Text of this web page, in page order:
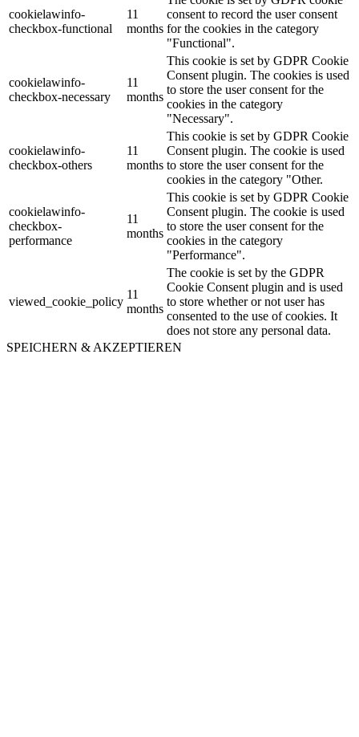
cookielawinfo-
checkbox-functional
11
months
consent to record the user consent
for the cookies in the category
"Functional".
cookielawinfo-
checkbox-necessary
11
months
This cookie is set by GDPR Cookie
Consent plugin. The cookies is used
to store the user consent for the
cookies in the category
"Necessary".
cookielawinfo-
checkbox-others
11
months
This cookie is set by GDPR Cookie
Consent plugin. The cookie is used
to store the user consent for the
cookies in the category "Other.
cookielawinfo-
checkbox-
performance
11
months
This cookie is set by GDPR Cookie
Consent plugin. The cookie is used
to store the user consent for the
cookies in the category
"Performance".
viewed_cookie_policy
11
months
The cookie is set by the GDPR
Cookie Consent plugin and is used
to store whether or not user has
consented to the use of cookies. It
does not store any personal data.
SPEICHERN & AKZEPTIEREN